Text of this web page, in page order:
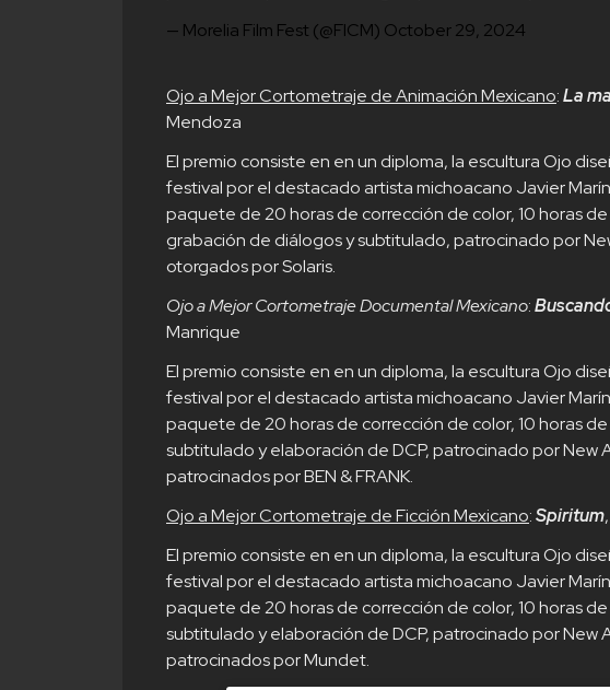
— Morelia Film Fest (@FICM) October 29, 2024
Ojo a Mejor Cortometraje de Animación Mexicano:La
Mendoza
El premio consiste en en un diploma, la escultura Ojo
festival por el destacado artista michoacano Javier
paquete de 20 horas de corrección de color, 10 horas
grabación de diálogos y subtitulado, patrocinado por
otorgados por Solaris.
Ojo a Mejor Cortometraje Documental Mexicano:
Manrique
El premio consiste en en un diploma, la escultura Ojo
festival por el destacado artista michoacano Javier
paquete de 20 horas de corrección de color, 10 horas
subtitulado y elaboración de DCP, patrocinado por New
patrocinados por BEN & FRANK.
Ojo a Mejor Cortometraje de Ficción Mexicano:Spiritum
El premio consiste en en un diploma, la escultura Ojo
festival por el destacado artista michoacano Javier
paquete de 20 horas de corrección de color, 10 horas
subtitulado y elaboración de DCP, patrocinado por New
patrocinados por Mundet.